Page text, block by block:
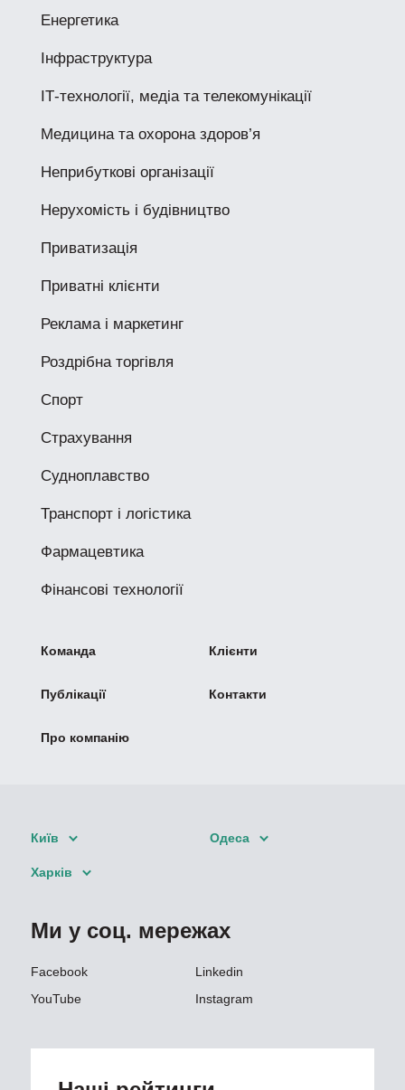
Енергетика
Інфраструктура
ІТ-технології, медіа та телекомунікації
Медицина та охорона здоров’я
Неприбуткові організації
Нерухомість і будівництво
Приватизація
Приватні клієнти
Реклама і маркетинг
Роздрібна торгівля
Спорт
Страхування
Судноплавство
Транспорт і логістика
Фармацевтика
Фінансові технології
Команда Клієнти
Публікації Контакти
Про компанію
Київ Одеса
Харків
Ми у соц. мережах
Facebook
Linkedin
YouTube
Instagram